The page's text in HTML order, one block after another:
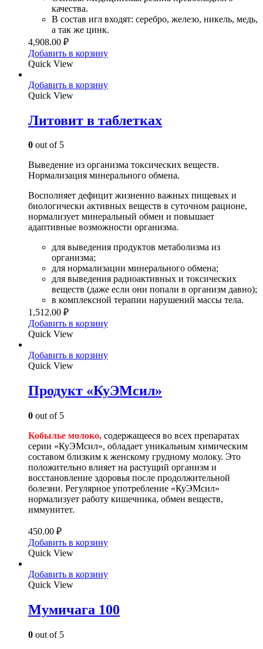
качества.
В состав игл входят: серебро, железо, никель, медь,
а так же цинк.
4,908.00 ₽
Добавить в корзину
Quick View
Добавить в корзину
Quick View
Литовит в таблетках
0 out of 5
Выведение из организма токсических веществ.
Нормализация минерального обмена.
Восполняет дефицит жизненно важных пищевых и
биологически активных веществ в суточном рационе,
нормализует минеральный обмен и повышает
адаптивные возможности организма.
для выведения продуктов метаболизма из
организма;
для нормализации минерального обмена;
для выведения радиоактивных и токсических
веществ (даже если они попали в организм давно);
в комплексной терапии нарушений массы тела.
1,512.00 ₽
Добавить в корзину
Quick View
Добавить в корзину
Quick View
Продукт «КуЭМсил»
0 out of 5
Кобылье молоко, содержащееся во всех препаратах
серии «КуЭМсил», обладает уникальным химическим
составом близким к женскому грудному молоку. Это
положительно влияет на растущий организм и
восстановление здоровья после продолжительной
болезни. Регулярное употребление «КуЭМсил»
нормализует работу кишечника, обмен веществ,
иммунитет.
450.00 ₽
Добавить в корзину
Quick View
Добавить в корзину
Quick View
Мумичага 100
0 out of 5